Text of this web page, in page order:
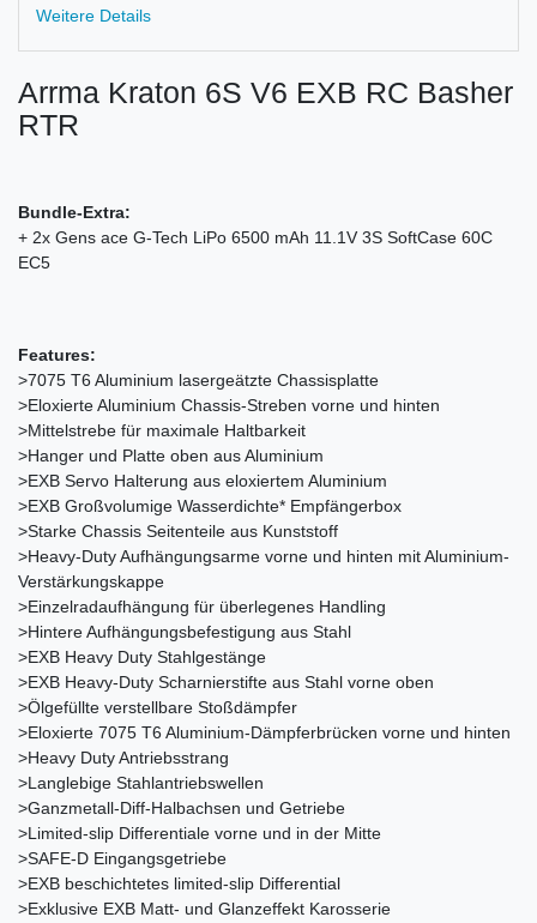
Weitere Details
Arrma Kraton 6S V6 EXB RC Basher
RTR
Bundle-Extra:
+ 2x Gens ace G-Tech LiPo 6500 mAh 11.1V 3S SoftCase 60C
EC5
Features:
>7075 T6 Aluminium lasergeätzte Chassisplatte
>Eloxierte Aluminium Chassis-Streben vorne und hinten
>Mittelstrebe für maximale Haltbarkeit
>Hanger und Platte oben aus Aluminium
>EXB Servo Halterung aus eloxiertem Aluminium
>EXB Großvolumige Wasserdichte* Empfängerbox
>Starke Chassis Seitenteile aus Kunststoff
>Heavy-Duty Aufhängungsarme vorne und hinten mit Aluminium-
Verstärkungskappe
>Einzelradaufhängung für überlegenes Handling
>Hintere Aufhängungsbefestigung aus Stahl
>EXB Heavy Duty Stahlgestänge
>EXB Heavy-Duty Scharnierstifte aus Stahl vorne oben
>Ölgefüllte verstellbare Stoßdämpfer
>Eloxierte 7075 T6 Aluminium-Dämpferbrücken vorne und hinten
>Heavy Duty Antriebsstrang
>Langlebige Stahlantriebswellen
>Ganzmetall-Diff-Halbachsen und Getriebe
>Limited-slip Differentiale vorne und in der Mitte
>SAFE-D Eingangsgetriebe
>EXB beschichtetes limited-slip Differential
>Exklusive EXB Matt- und Glanzeffekt Karosserie